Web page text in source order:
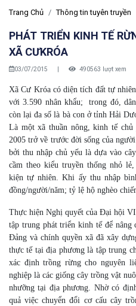
Trang Chủ Thông tin tuyên truyền
PHÁT TRIỂN KINH TẾ
XÃ CƯKRÓA
03/07/2015 490563 lượt xem
Xã Cư Króa có diện tích đất tự
với 3.590 nhân khẩu; trong đó,
còn lại đa số là bà con ở tỉnh Hải
Là một xã thuần nông, kinh tế
2005 trở về trước đời sống của
bởi thu nhập chủ yếu là dựa vào
cầm theo kiểu truyền thống nhỏ
kiện tự nhiên. Khi ấy thu nhập
đồng/người/năm; tỷ lệ hộ nghèo
Thực hiện Nghị quyết của Đại hội
tập trung phát triển kinh tế để nâng
Đảng và chính quyền xã đã xây
thực tế tại địa phương là tập trung
xác định trồng rừng cho nguyên
nghiệp là các giống cây trồng vật
nhưỡng tại địa phương. Nhờ có
quả việc chuyển đổi cơ cấu cây